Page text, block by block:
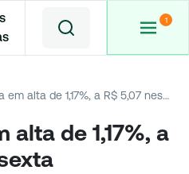
Dólar fecha em alta de 1,17%, a R$ 5,07 nesta sexta
alta de 1,17%, a